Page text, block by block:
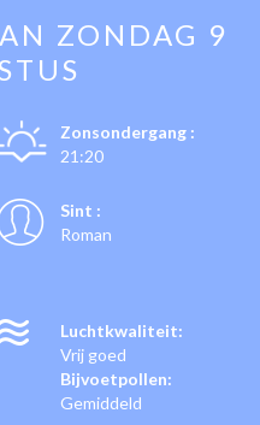
ZONDAG 9
Zonsondergang :
21:20
Sint :
Roman
Luchtkwaliteit:
Vrij goed
Bijvoetpollen:
Gemiddeld